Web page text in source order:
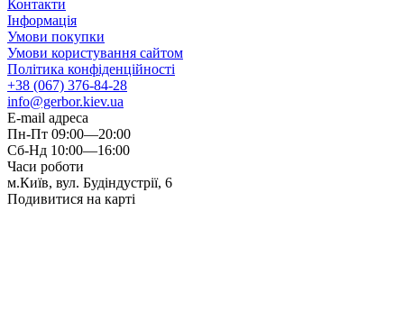
Контакти
Інформація
Умови покупки
Умови користування сайтом
Політика конфіденційності
+38 (067) 376-84-28
info@gerbor.kiev.ua
E-mail адреса
Пн-Пт 09:00—20:00
Сб-Нд 10:00—16:00
Часи роботи
м.Київ, вул. Будіндустрії, 6
Подивитися на карті